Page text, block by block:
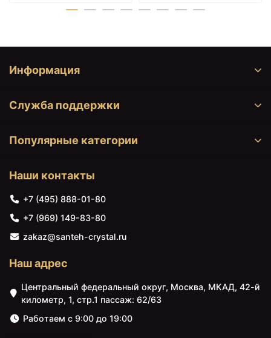
Зеркало 60х60 см
2553
Зеркало 60х60 см
10329 ₽
Зеркало 80х60 см
Evoform Ledshine BY
Evoform Ledshine BY
Информация
Служба поддержки
Популярные категории
Наши контакты
+7 (495) 888-01-80
+7 (969) 149-83-80
zakaz@santeh-crystal.ru
Наш адрес
Центральный федеральный округ, Москва, МКАД, 42-й
километр, 1, стр.1 пассаж: 62/63
Работаем с 9:00 до 19:00